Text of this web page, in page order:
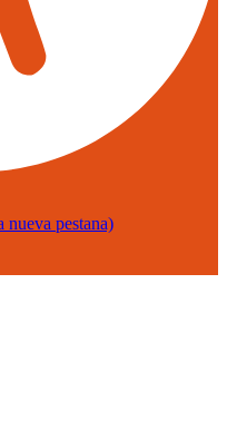
nueva pestana)